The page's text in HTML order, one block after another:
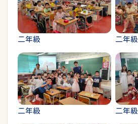
二年級 二年級
二年級 二年級